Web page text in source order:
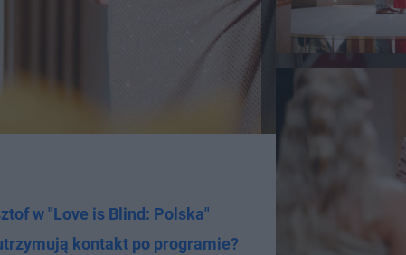
w "Love is Blind: Polska"
kontakt po programie?